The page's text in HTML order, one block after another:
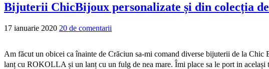
Bijuterii ChicBijoux personalizate și din colecția
17 ianuarie 2020 20 de comentarii
Am făcut un obicei ca înainte de Crăciun sa-mi comand diverse bijuterii de la
lanț cu ROKOLLA și un lanț cu un fulg de nea mare. Îmi place sa le port in